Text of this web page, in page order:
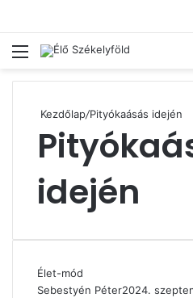
Menü
Kezdőlap/Pityókaásás idején
idején
Élet-mód
Sebestyén Péter2024.